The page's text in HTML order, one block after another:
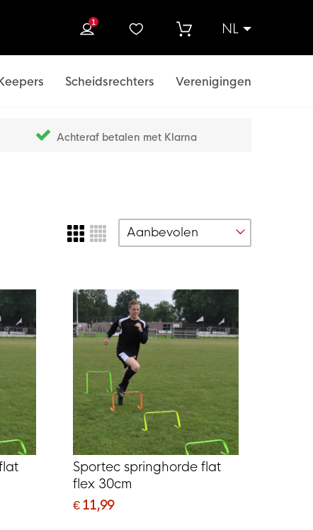
NL
1
Scheidsrechters Verenigingen
Achteraf betalen met Klarna
Sportec springhorde flat
flex 30cm
€ 11,99